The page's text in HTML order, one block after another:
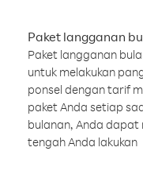
Paket langganan
Paket langganan
untuk melakukan
ponsel dengan tarif
paket Anda setiap
bulanan, Anda
tengah Anda lakukan